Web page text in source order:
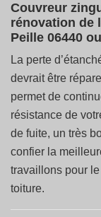
Couvreur
rénovation de
Peille 06440
La perte
devrait être
permet de
résistance de
de fuite, un très
confier la
travaillons pour
toiture.